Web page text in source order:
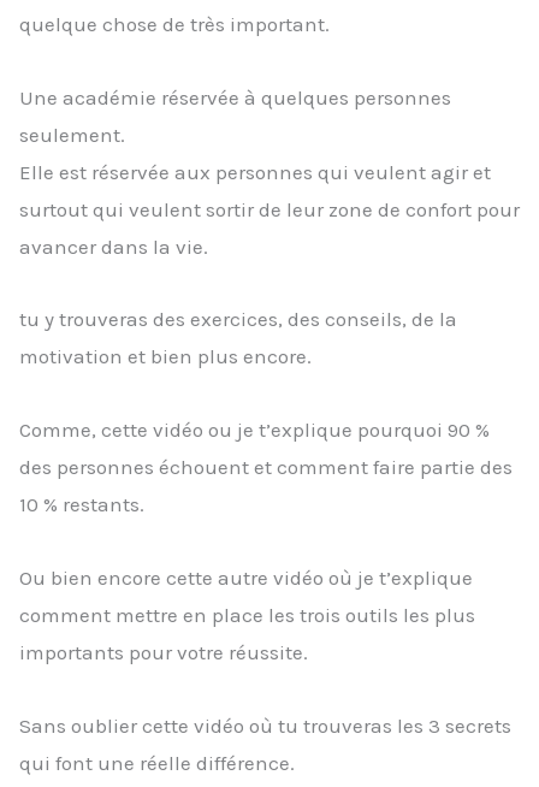
quelque chose de très important.
Une académie réservée à quelques personnes
seulement.
Elle est réservée aux personnes qui veulent agir et
surtout qui veulent sortir de leur zone de confort pour
avancer dans la vie.
tu y trouveras des exercices, des conseils, de la
motivation et bien plus encore.
Comme, cette vidéo ou je t’explique pourquoi 90 %
des personnes échouent et comment faire partie des
10 % restants.
Ou bien encore cette autre vidéo où je t’explique
comment mettre en place les trois outils les plus
importants pour votre réussite.
Sans oublier cette vidéo où tu trouveras les 3 secrets
qui font une réelle différence.